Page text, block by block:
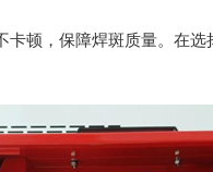
卡顿，保障焊斑质量。在